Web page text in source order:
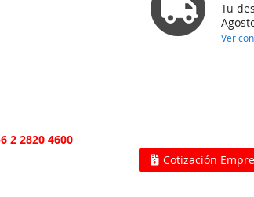
2 2820 4600
Tu
Ver
Cotización